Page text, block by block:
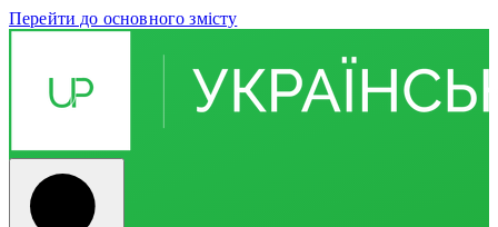
Перейти до основного змісту